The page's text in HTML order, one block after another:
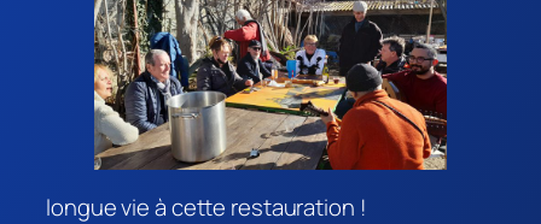
longue vie à cette restauration !